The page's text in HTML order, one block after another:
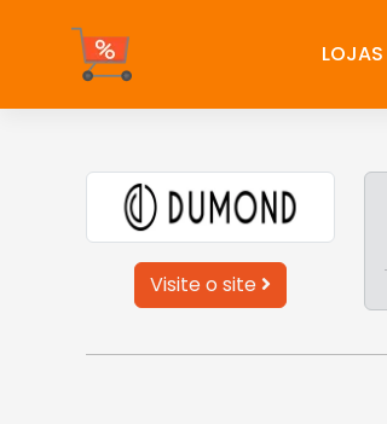
LOJAS
Visite o site